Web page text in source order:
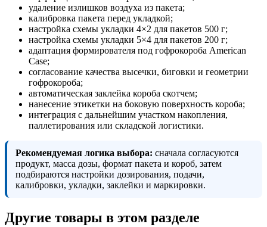
удаление излишков воздуха из пакета;
калибровка пакета перед укладкой;
настройка схемы укладки 4×2 для пакетов 500 г;
настройка схемы укладки 5×4 для пакетов 200 г;
адаптация формирователя под гофрокороба American
Case;
согласование качества высечки, биговки и геометрии
гофрокороба;
автоматическая заклейка короба скотчем;
нанесение этикетки на боковую поверхность короба;
интеграция с дальнейшим участком накопления,
паллетирования или складской логистики.
Рекомендуемая логика выбора: сначала согласуются
продукт, масса дозы, формат пакета и короб, затем
подбираются настройки дозирования, подачи,
калибровки, укладки, заклейки и маркировки.
Другие товары в этом разделе